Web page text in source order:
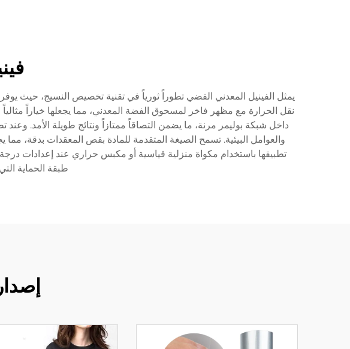
يمثل الفينيل المعدني الفضي تطوراً ثورياً في تقنية تخصيص النسيج، حيث
نقل الحرارة مع مظهر فاخر لمسحوق الفضة المعدني، مما يجعلها خياراً
داخل شبكة بوليمر مرنة، ما يضمن التصاقاً ممتازاً ونتائج طويلة الأمد.
والعوامل البيئية. تسمح الصيغة المتقدمة للمادة بقص المعقدات بدقة،
تطبيقها باستخدام مكواة منزلية قياسية أو مكبس حراري عند إعدادات
طبقة الحماية